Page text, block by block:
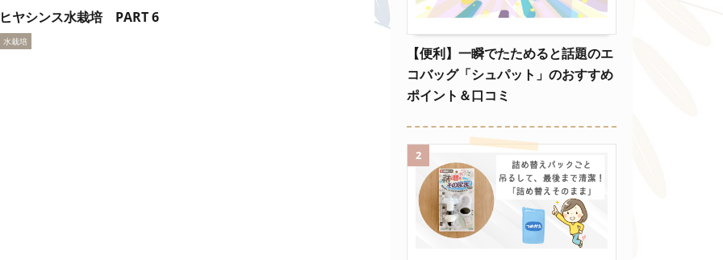
ヒヤシンス水栽培 PART 6
水栽培
【便利】一瞬でたためると話題のエ
コバッグ「シュパット」のおすすめ
ポイント＆口コミ
2